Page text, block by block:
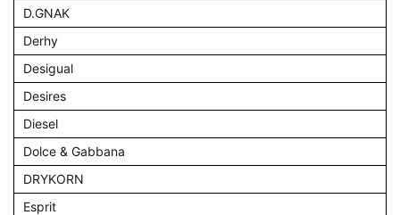
D.GNAK
Derhy
Desigual
Desires
Diesel
Dolce & Gabbana
DRYKORN
Esprit